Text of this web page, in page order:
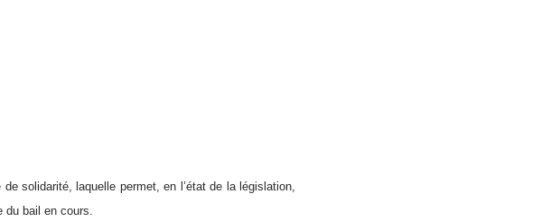
solidarité, laquelle permet, en l’état de la législation,
du bail en cours.